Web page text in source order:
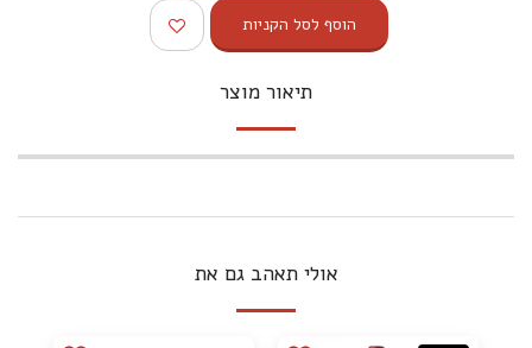
הוסף לסל הקניות
תיאור מוצר
אולי תאהב גם את